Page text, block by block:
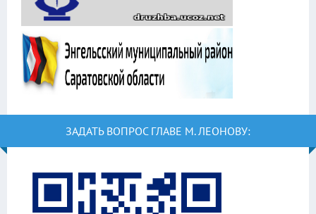
ЗАДАТЬ ВОПРОС ГЛАВЕ М. ЛЕОНОВУ: